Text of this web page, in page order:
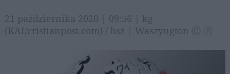
21 października 2020 | 09:56 | kg
(KAI/cristianpost.com) / hsz | Waszyngton Ⓒ Ⓟ